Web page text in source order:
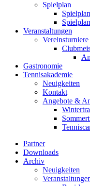
Spielplan
Veranstaltungen
Vereinsturniere
Gastronomie
Tennisakademie
Neuigkeiten
Kontakt
Angebote &
Partner
Downloads
Archiv
Neuigkeiten